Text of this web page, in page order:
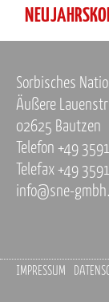
Sorbisches
Äußere
02625 Bautzen
Telefon +49
Telefax +49
info@sne-
IMPRESSUM